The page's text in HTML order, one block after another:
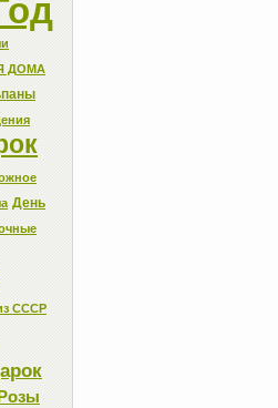
ДОМА
День
СССР